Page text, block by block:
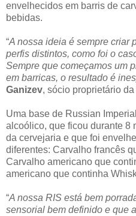
envelhecidos em barris de
bebidas.
“A nossa ideia é sempre criar
perfis distintos, como foi o
Sempre que começamos um
em barricas, o resultado é
Ganizev, sócio proprietário da
Uma base de Russian
alcoólico, que ficou durante 8
da cervejaria e que foi
diferentes: Carvalho francês
Carvalho americano que
americano que continha
“A nossa RIS está bem
sensorial bem definido e que